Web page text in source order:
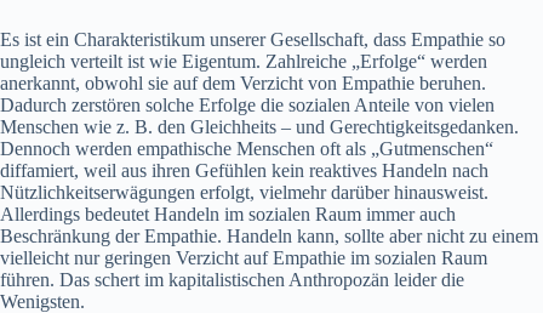
Es ist ein Charakteristikum unserer Gesellschaft, dass Empathie so
ungleich verteilt ist wie Eigentum. Zahlreiche „Erfolge“ werden
anerkannt, obwohl sie auf dem Verzicht von Empathie beruhen.
Dadurch zerstören solche Erfolge die sozialen Anteile von vielen
Menschen wie z. B. den Gleichheits – und Gerechtigkeitsgedanken.
Dennoch werden empathische Menschen oft als „Gutmenschen“
diffamiert, weil aus ihren Gefühlen kein reaktives Handeln nach
Nützlichkeitserwägungen erfolgt, vielmehr darüber hinausweist.
Allerdings bedeutet Handeln im sozialen Raum immer auch
Beschränkung der Empathie. Handeln kann, sollte aber nicht zu einem
vielleicht nur geringen Verzicht auf Empathie im sozialen Raum
führen. Das schert im kapitalistischen Anthropozän leider die
Wenigsten.